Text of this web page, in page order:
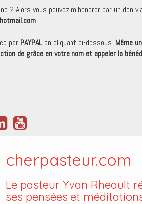
? Alors vous pouvez m'honorer par un don
.
par PAYPAL en cliquant ci-dessous. Même
de grâce en votre nom et appeler la
cherpasteur.com
Le pasteur Yvan Rheault
ses pensées et